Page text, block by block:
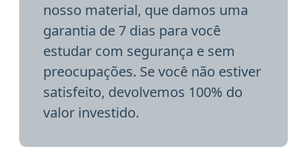
nosso material, que damos uma
garantia de 7 dias para você
estudar com segurança e sem
preocupações. Se você não estiver
satisfeito, devolvemos 100% do
valor investido.